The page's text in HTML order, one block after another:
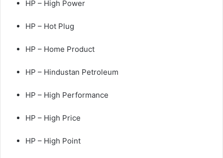
HP – High Power
HP – Hot Plug
HP – Home Product
HP – Hindustan Petroleum
HP – High Performance
HP – High Price
HP – High Point